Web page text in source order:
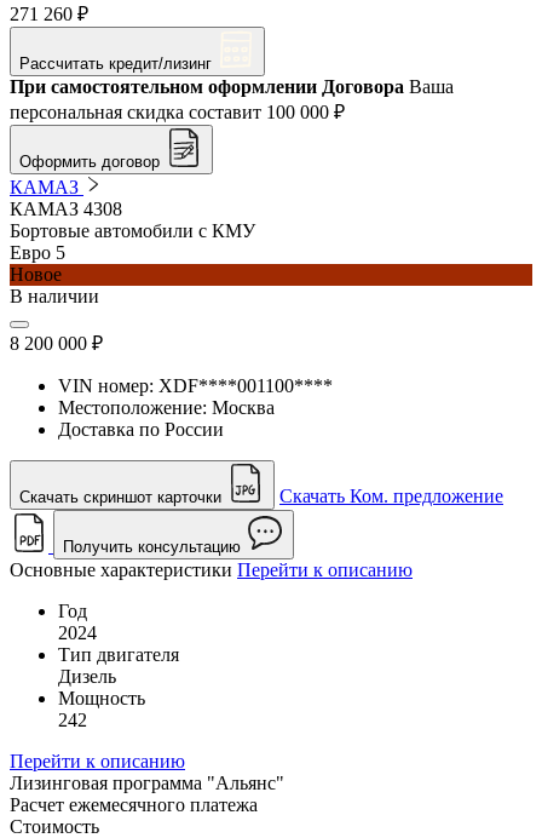
271 260 ₽
Рассчитать кредит/лизинг
При самостоятельном оформлении Договора Ваша
персональная скидка составит 100 000 ₽
Оформить договор
КАМАЗ
КАМАЗ 4308
Бортовые автомобили с КМУ
Евро 5
Новое
В наличии
8 200 000 ₽
VIN номер: XDF****001100****
Местоположение: Москва
Доставка по России
Скачать скриншот карточки Скачать Ком. предложение
Получить консультацию
Основные характеристики Перейти к описанию
Год
2024
Тип двигателя
Дизель
Мощность
242
Перейти к описанию
Лизинговая программа "Альянс"
Расчет ежемесячного платежа
Стоимость